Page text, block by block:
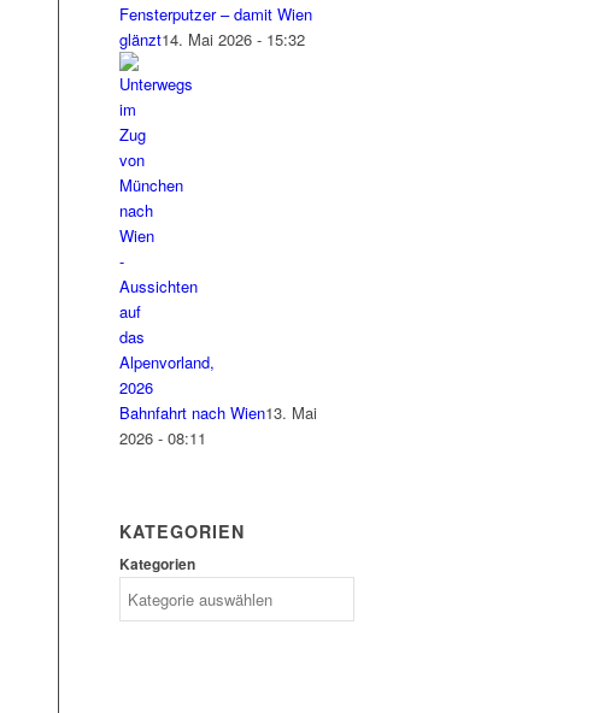
Fensterputzer – damit Wien
glänzt14. Mai 2026 - 15:32
Bahnfahrt nach Wien13. Mai
2026 - 08:11
KATEGORIEN
Kategorien